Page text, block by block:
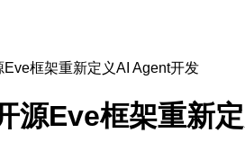
框架重新定义AI Agent开发
源Eve框架重新